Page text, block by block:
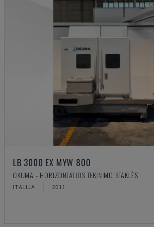
LB 3000 EX MYW 800
OKUMA - HORIZONTALIOS TEKINIMO STAKLĖS
ITALIJA 2011